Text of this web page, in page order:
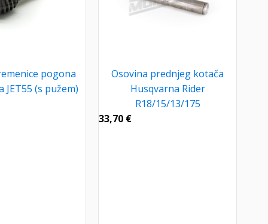
pogona
JET55 (s pužem)
Osovina prednjeg kotača
Husqvarna Rider
R18/15/13/175
33,70 €